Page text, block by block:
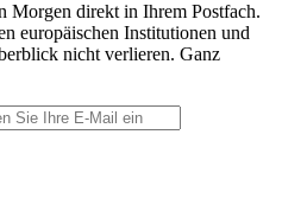
Morgen direkt in Ihrem Postfach.
europäischen Institutionen und
nicht verlieren. Ganz